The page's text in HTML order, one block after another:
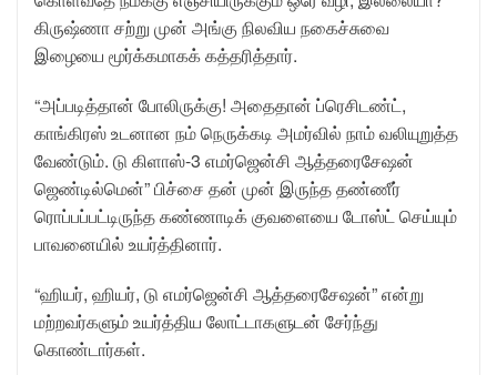
கிருஷ்ணா சற்று முன் அங்கு நிலவிய நகைச்சுவை
இழையை மூர்க்கமாகக் கத்தரித்தார்.
“அப்படித்தான் போலிருக்கு! அதைதான் ப்ரெசிடண்ட்,
காங்கிரஸ் உடனான நம் நெருக்கடி அமர்வில் நாம் வலியுறுத்த
வேண்டும். டு கிளாஸ்-3 எமர்ஜென்சி ஆத்தரைசேஷன்
ஜெண்டில்மென்” பிச்சை தன் முன் இருந்த தண்ணீர்
ரொப்பப்பட்டிருந்த கண்ணாடிக் குவளையை டோஸ்ட் செய்யும்
பாவனையில் உயர்த்தினார்.
“ஹியர், ஹியர், டு எமர்ஜென்சி ஆத்தரைசேஷன்” என்று
மற்றவர்களும் உயர்த்திய லோட்டாகளுடன் சேர்ந்து
கொண்டார்கள்.